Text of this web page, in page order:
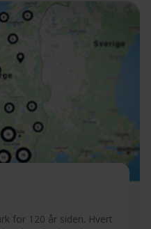
for 120 år siden. Hvert